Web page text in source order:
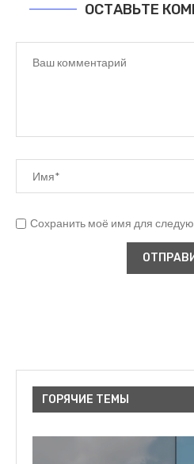
ОСТАВЬТЕ
Сохранить моё имя для
ГОРЯЧИЕ ТЕМЫ